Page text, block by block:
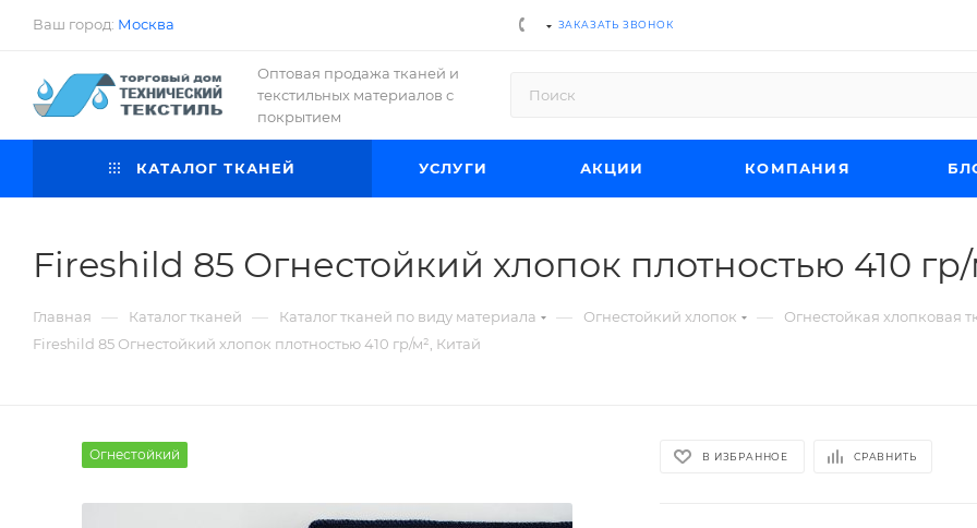
Ваш город: Москва ЗАКАЗАТЬ ЗВОНОК
Оптовая продажа тканей и
текстильных материалов с
покрытием
КАТАЛОГ ТКАНЕЙ УСЛУГИ АКЦИИ КОМПАНИЯ
Fireshild 85 Огнестойкий хлопок плотностью 410
Главная — Каталог тканей — Каталог тканей по виду материала — Огнестойкий хлопок —
Огнестойкая хлопковая
Fireshild 85 Огнестойкий хлопок плотностью 410 гр/м², Китай
Огнестойкий В ИЗБРАННОЕ СРАВНИТЬ